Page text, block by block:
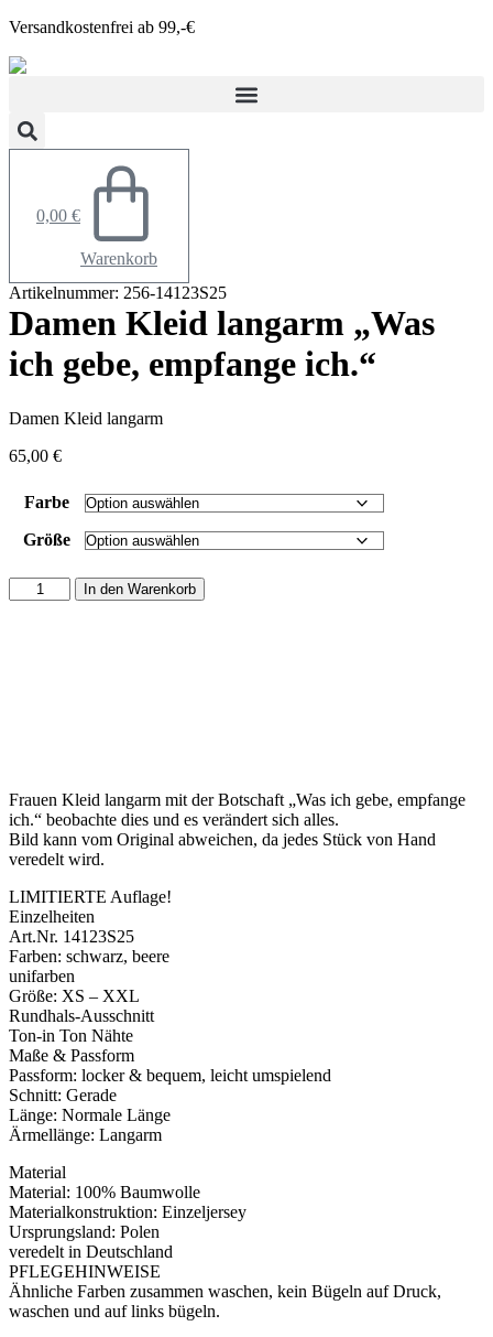
Zum
springen
Versandkostenfrei ab 99,-€
0,00 €
Warenkorb
Artikelnummer: 256-14123S25
Damen Kleid langarm „Was
ich gebe, empfange ich.“
Damen Kleid langarm
65,00 €
Farbe
Größe
Damen
Kleid
In den Warenkorb
Frauen Kleid langarm mit der Botschaft „Was ich gebe, empfange
ich.“ beobachte dies und es verändert sich alles.
Bild kann vom Original abweichen, da jedes Stück von Hand
veredelt wird.
LIMITIERTE Auflage!
Einzelheiten
Art.Nr. 14123S25
Farben: schwarz, beere
unifarben
Größe: XS – XXL
Rundhals-Ausschnitt
Ton-in Ton Nähte
Maße & Passform
Passform: locker & bequem, leicht umspielend
Schnitt: Gerade
Länge: Normale Länge
Ärmellänge: Langarm
Material
Material: 100% Baumwolle
Materialkonstruktion: Einzeljersey
Ursprungsland: Polen
veredelt in Deutschland
PFLEGEHINWEISE
Ähnliche Farben zusammen waschen, kein Bügeln auf Druck,
waschen und auf links bügeln.